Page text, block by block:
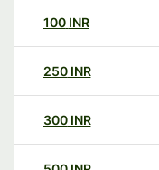
100 INR
250 INR
300 INR